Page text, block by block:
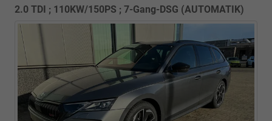
2.0 TDI ; 110KW/150PS ; 7-Gang-DSG (AUTOMATIK)